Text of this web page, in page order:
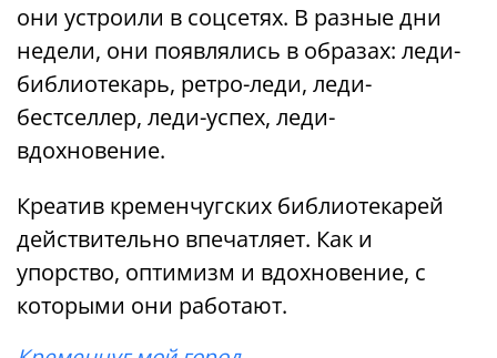
они устроили в соцсетях. В разные дни
недели, они появлялись в образах: леди-
библиотекарь, ретро-леди, леди-
бестселлер, леди-успех, леди-
вдохновение.
Креатив кременчугских библиотекарей
действительно впечатляет. Как и
упорство, оптимизм и вдохновение, с
которыми они работают.